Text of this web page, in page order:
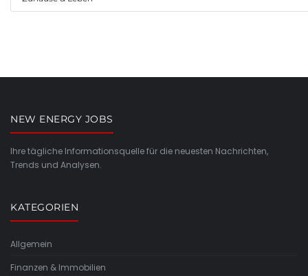
NEW ENERGY JOBS
Ihre tägliche Informationsquelle für die neuesten Nachrichten,
Trends und Analysen.
KATEGORIEN
Allgemein
Finanzen & Immobilien